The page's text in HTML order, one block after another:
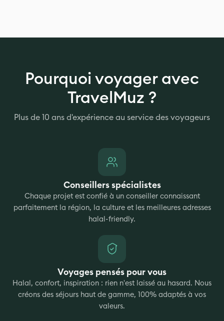
Pourquoi voyager avec
TravelMuz ?
Plus de 10 ans d'expérience au service des voyageurs
Conseillers spécialistes
Chaque projet est confié à un conseiller connaissant
parfaitement la région, la culture et les meilleures adresses
halal-friendly.
Voyages pensés pour vous
Halal, confort, inspiration : rien n'est laissé au hasard. Nous
créons des séjours haut de gamme, 100% adaptés à vos
valeurs.